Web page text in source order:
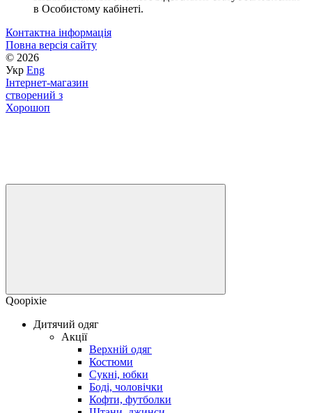
в Особистому кабінеті.
Контактна інформація
Повна версія сайту
© 2026
Укр Eng
Інтернет-магазин
створений з
Хорошоп
Qoopixie
Дитячий одяг
Акції
Верхній одяг
Костюми
Сукні, юбки
Боді, чоловічки
Кофти, футболки